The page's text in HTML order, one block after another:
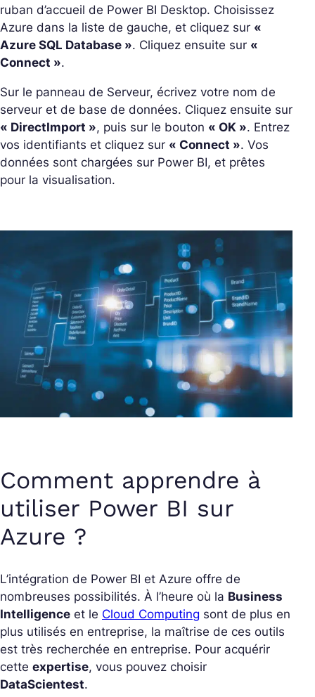
ruban d’accueil de Power BI Desktop. Choisissez
Azure dans la liste de gauche, et cliquez sur «
Azure SQL Database ». Cliquez ensuite sur «
Connect ».
Sur le panneau de Serveur, écrivez votre nom de
serveur et de base de données. Cliquez ensuite sur
« DirectImport », puis sur le bouton « OK ». Entrez
vos identifiants et cliquez sur « Connect ». Vos
données sont chargées sur Power BI, et prêtes
pour la visualisation.
Comment apprendre à
utiliser Power BI sur
Azure ?
L’intégration de Power BI et Azure offre de
nombreuses possibilités. À l’heure où la Business
Intelligence et le Cloud Computing sont de plus en
plus utilisés en entreprise, la maîtrise de ces outils
est très recherchée en entreprise. Pour acquérir
cette expertise, vous pouvez choisir
DataScientest.